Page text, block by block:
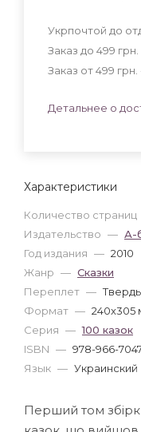
Характеристики
Количество страниц
Издательство — А-
Год издания — 2010
Жанр — Сказки
Переплет —
Формат — 240x305
Серия — 100 казок
ISBN — 978-966-
Язык — Украинский
Укрпочтой до
Заказ до 499 грн.
Заказ от 499 грн.
Детальнее о
Перший том